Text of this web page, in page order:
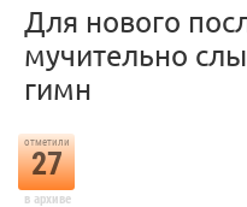
Для нового
мучительно
гимн
отметили
27
в архиве